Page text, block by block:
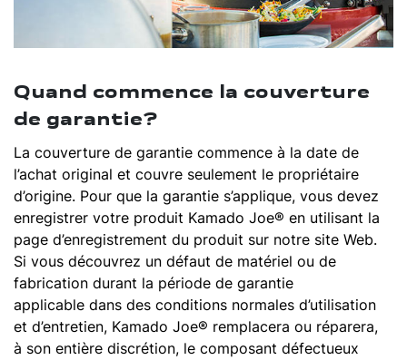
Quand commence la couverture
de garantie?
La couverture de garantie commence à la date de
l’achat original et couvre seulement le propriétaire
d’origine. Pour que la garantie s’applique, vous devez
enregistrer votre produit Kamado Joe® en utilisant la
page d’enregistrement du produit sur notre site Web.
Si vous découvrez un défaut de matériel ou de
fabrication durant la période de garantie
applicable dans des conditions normales d’utilisation
et d’entretien, Kamado Joe® remplacera ou réparera,
à son entière discrétion, le composant défectueux